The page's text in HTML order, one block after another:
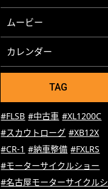
ムービー
カレンダー
TAG
#FLSB #中古車 #XL1200C
#スカウトローグ #XB12X
#CR-1 #納車整備 #FXLRS
#モーターサイクルショー
#名古屋モーターサイクルシ